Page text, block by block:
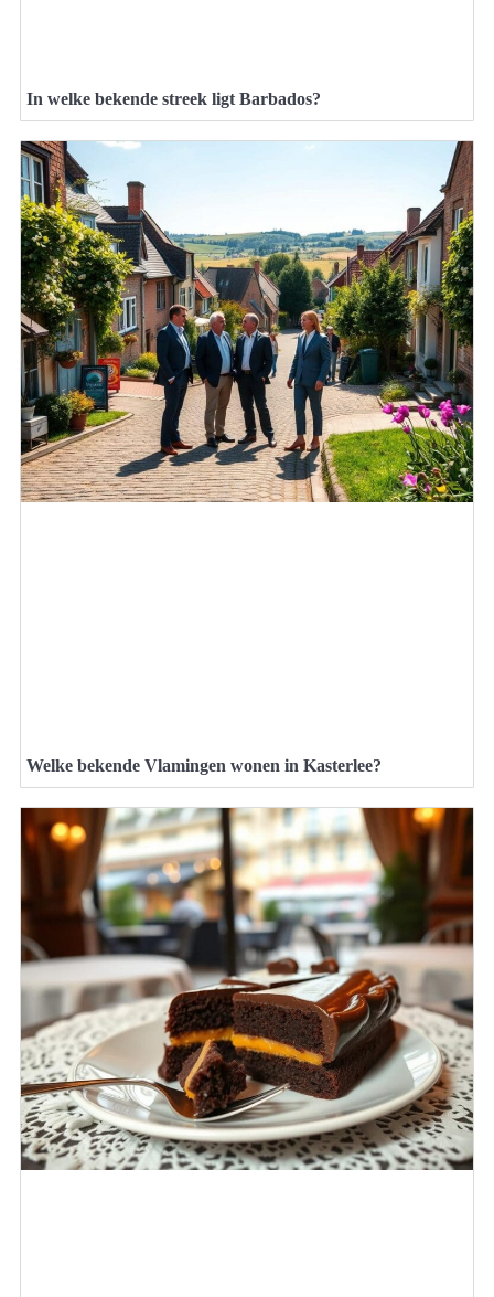
In welke bekende streek ligt Barbados?
Welke bekende Vlamingen wonen in Kasterlee?